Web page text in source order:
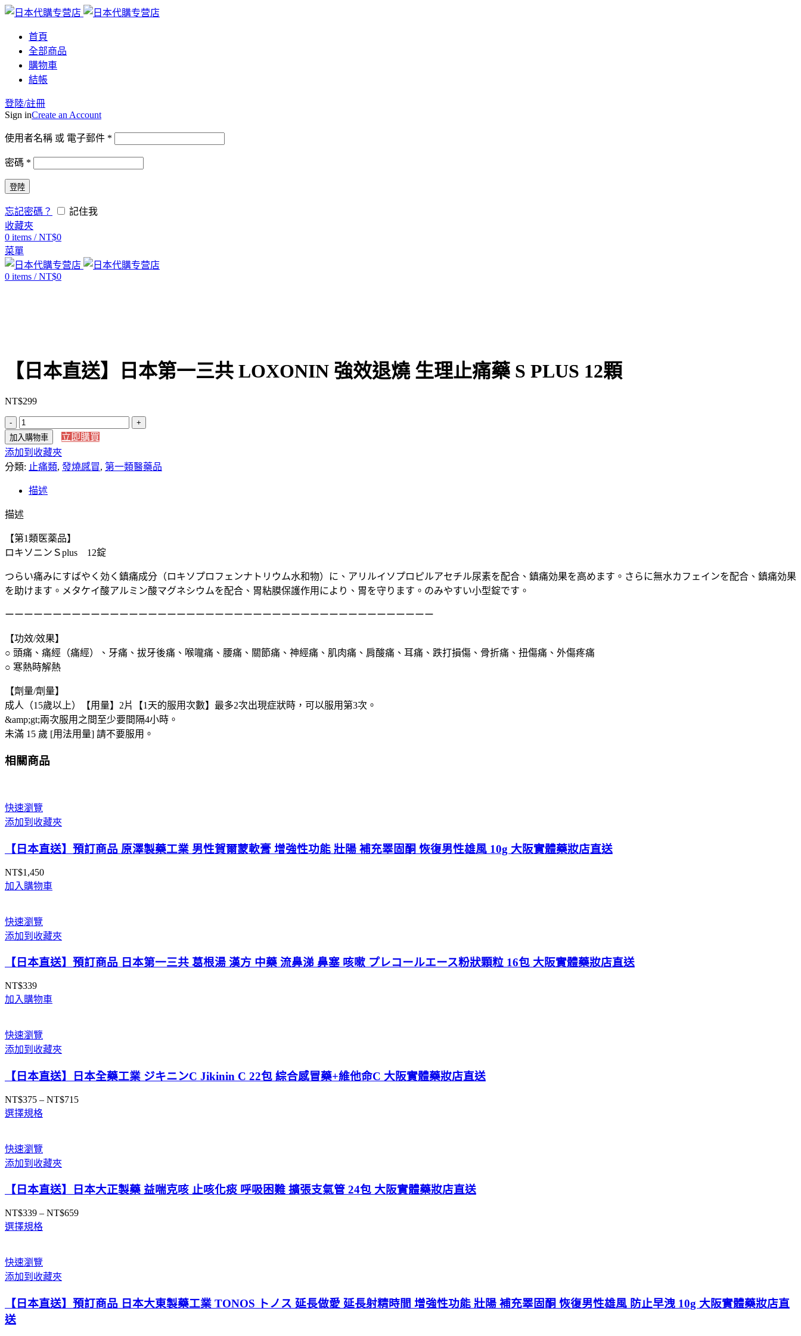
首頁
全部商品
購物車
結帳
登陸/註冊
Sign inCreate an Account
使用者名稱 或 電子郵件 *
密碼 *
登陸
忘記密碼？
記住我
收藏夾
0 items / NT$0
菜單
0 items / NT$0
【日本直送】日本第一三共 LOXONIN 強效退燒 生理止痛藥 S PLUS 12顆
NT$299
【日
本
直
送】
本
第
三
共
強
效
生
理
止
藥
S
PLUS
12
顆
數
量
加入購物車
立即購買
添加到收藏夾
分類: 止痛類, 發燒感冒, 第一類醫藥品
描述
描述
【第1類医薬品】
ロキソニンＳplus 12錠
つらい痛みにすばやく効く鎮痛成分（ロキソプロフェンナトリウム水和物）に、アリルイソプロピルアセチル尿素を配合、鎮痛効果を高めます。さらに無水カフェインを配合、鎮痛効果
を助けます。メタケイ酸アルミン酸マグネシウムを配合、胃粘膜保護作用により、胃を守ります。のみやすい小型錠です。
ーーーーーーーーーーーーーーーーーーーーーーーーーーーーーーーーーーーーーーーーーーーーー
【功效/效果】
○ 頭痛、痛經（痛經）、牙痛、拔牙後痛、喉嚨痛、腰痛、關節痛、神經痛、肌肉痛、肩酸痛、耳痛、跌打損傷、骨折痛、扭傷痛、外傷疼痛
○ 寒熱時解熱
【劑量/劑量】
成人（15歲以上）【用量】2片【1天的服用次數】最多2次出現症狀時，可以服用第3次。
&amp;gt;兩次服用之間至少要間隔4小時。
未滿 15 歲 [用法用量] 請不要服用。
相關商品
快速瀏覽
添加到收藏夾
【日本直送】預訂商品 原澤製藥工業 男性賀爾蒙軟膏 增強性功能 壯陽 補充睪固酮 恢復男性雄風 10g 大阪實體藥妝店直送
NT$1,450
加入購物車
快速瀏覽
添加到收藏夾
【日本直送】預訂商品 日本第一三共 葛根湯 漢方 中藥 流鼻涕 鼻塞 咳嗽 プレコールエース粉狀顆粒 16包 大阪實體藥妝店直送
NT$339
加入購物車
快速瀏覽
添加到收藏夾
【日本直送】日本全藥工業 ジキニンC Jikinin C 22包 綜合感冒藥+維他命C 大阪實體藥妝店直送
NT$375 – NT$715價
NT$715
選擇規格
快速瀏覽
添加到收藏夾
【日本直送】日本大正製藥 益喘克咳 止咳化痰 呼吸困難 擴張支氣管 24包 大阪實體藥妝店直送
NT$339 – NT$659價
選擇規格
快速瀏覽
添加到收藏夾
【日本直送】預訂商品 日本大東製藥工業 TONOS トノス 延長做愛 延長射精時間 增強性功能 壯陽 補充睪固酮 恢復男性雄風 防止早洩 10g 大阪實體藥妝店直
送